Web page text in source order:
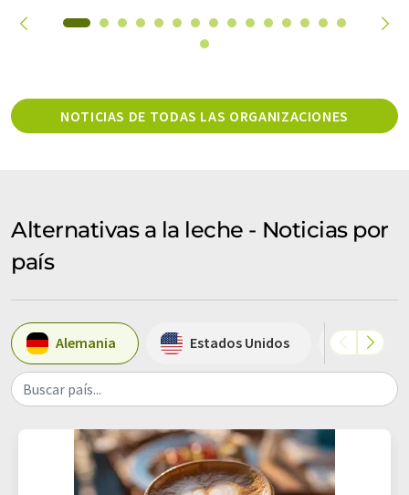
NOTICIAS DE TODAS LAS ORGANIZACIONES
Alternativas a la leche - Noticias por
país
Alemania Estados Unidos Suiza
Buscar país...